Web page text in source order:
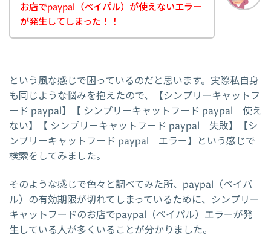
お店でpaypal（ペイパル）が使えないエラー
が発生してしまった！！
という風な感じで困っているのだと思います。実際私自身
も同じような悩みを抱えたので、【シンプリーキャットフ
ード paypal】【 シンプリーキャットフード paypal 使え
ない】【 シンプリーキャットフード paypal 失敗】【シ
ンプリーキャットフード paypal エラー】という感じで
検索をしてみました。
そのような感じで色々と調べてみた所、paypal（ペイパ
ル）の有効期限が切れてしまっているために、シンプリー
キャットフードのお店でpaypal（ペイパル）エラーが発
生している人が多くいることが分かりました。